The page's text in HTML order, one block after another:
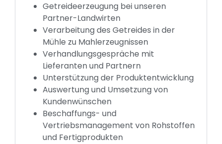
Getreideerzeugung bei unseren
Partner-Landwirten
Verarbeitung des Getreides in der
Mühle zu Mahlerzeugnissen
Verhandlungsgespräche mit
Lieferanten und Partnern
Unterstützung der Produktentwicklung
Auswertung und Umsetzung von
Kundenwünschen
Beschaffungs- und
Vertriebsmanagement von Rohstoffen
und Fertigprodukten